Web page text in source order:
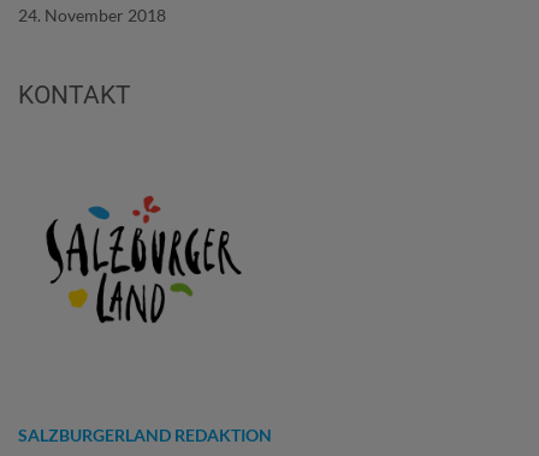
24. November 2018
KONTAKT
SALZBURGERLAND REDAKTION